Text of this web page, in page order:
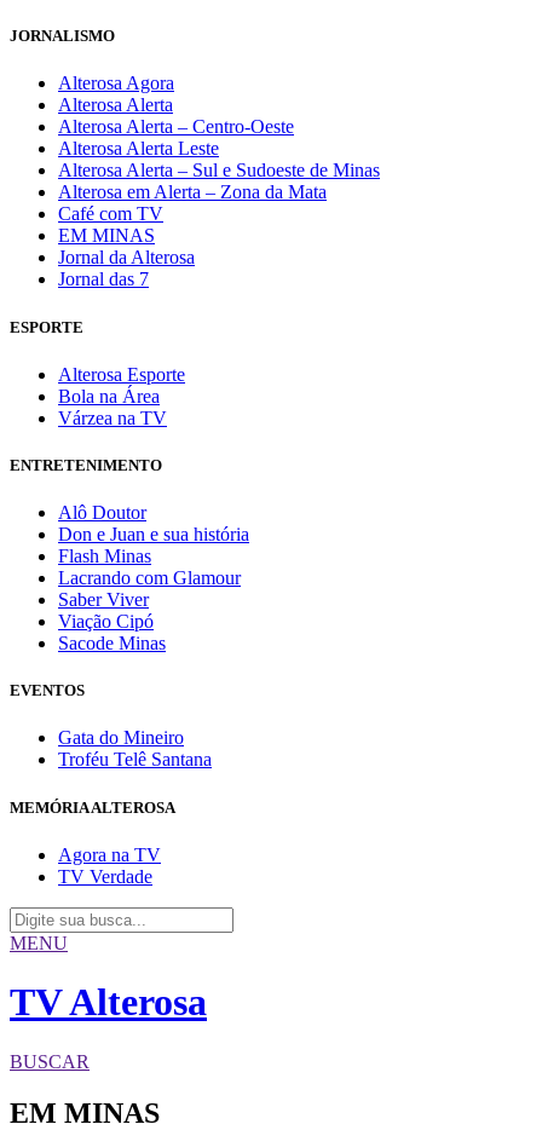
JORNALISMO
Alterosa Agora
Alterosa Alerta
Alterosa Alerta – Centro-Oeste
Alterosa Alerta Leste
Alterosa Alerta – Sul e Sudoeste de Minas
Alterosa em Alerta – Zona da Mata
Café com TV
EM MINAS
Jornal da Alterosa
Jornal das 7
ESPORTE
Alterosa Esporte
Bola na Área
Várzea na TV
ENTRETENIMENTO
Alô Doutor
Don e Juan e sua história
Flash Minas
Lacrando com Glamour
Saber Viver
Viação Cipó
Sacode Minas
EVENTOS
Gata do Mineiro
Troféu Telê Santana
MEMÓRIA ALTEROSA
Agora na TV
TV Verdade
MENU
TV Alterosa
BUSCAR
EM MINAS